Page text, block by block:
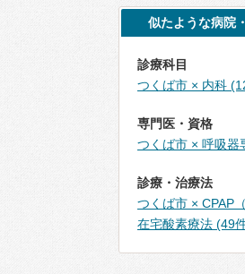
似たような病院
診療科目
つくば市 × 内科
専門医・資格
つくば市 × 呼吸器
診療・治療法
つくば市 × CPAP
在宅酸素療法 (49